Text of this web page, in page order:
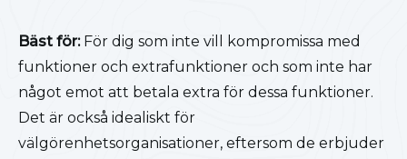
Bäst för: För dig som inte vill kompromissa med
funktioner och extrafunktioner och som inte har
något emot att betala extra för dessa funktioner.
Det är också idealiskt för
välgörenhetsorganisationer, eftersom de erbjuder